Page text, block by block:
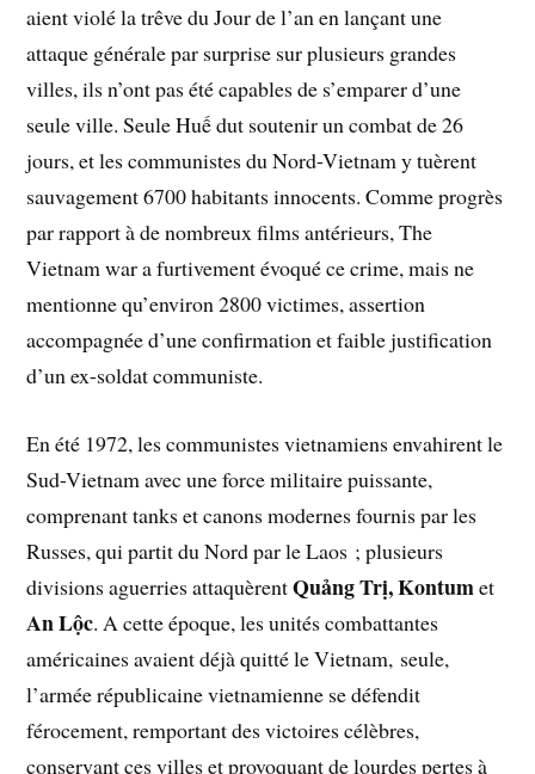
aient violé la trêve du Jour de l’an en lançant une
attaque générale par surprise sur plusieurs grandes
villes, ils n’ont pas été capables de s’emparer d’une
seule ville. Seule Huế dut soutenir un combat de 26
jours, et les communistes du Nord-Vietnam y tuèrent
sauvagement 6700 habitants innocents. Comme progrès
par rapport à de nombreux films antérieurs, The
Vietnam war a furtivement évoqué ce crime, mais ne
mentionne qu’environ 2800 victimes, assertion
accompagnée d’une confirmation et faible justification
d’un ex-soldat communiste.
En été 1972, les communistes vietnamiens envahirent le
Sud-Vietnam avec une force militaire puissante,
comprenant tanks et canons modernes fournis par les
Russes, qui partit du Nord par le Laos ; plusieurs
divisions aguerries attaquèrentQuảng Trị, Kontumet
An Lộc. A cette époque, les unités combattantes
américaines avaient déjà quitté le Vietnam, seule,
l’armée républicaine vietnamienne se défendit
férocement, remportant des victoires célèbres,
conservant ces villes et provoquant de lourdes pertes à